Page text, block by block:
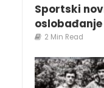
Sportski
2 Min Read